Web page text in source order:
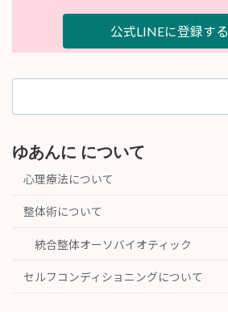
公式LINEに登録する
ゆあんに について
心理療法について
整体術について
統合整体オーソバイオティック
セルフコンディショニングについて